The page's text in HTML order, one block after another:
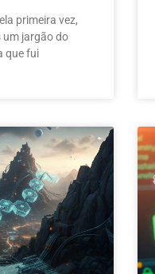
primeira vez,
um jargão do
que fui